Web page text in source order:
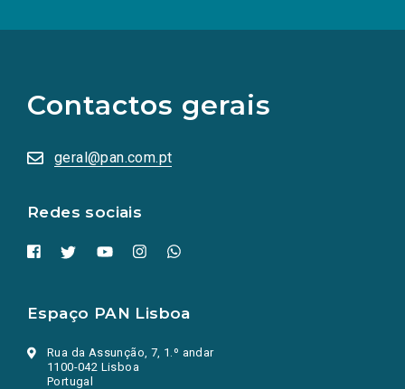
Contactos gerais
geral@pan.com.pt
Redes sociais
redes
sociais
numa
nova
Espaço PAN Lisboa
Rua da Assunção, 7, 1.º andar
1100-042 Lisboa
Portugal